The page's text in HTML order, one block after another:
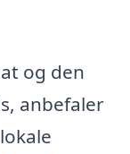
og den
anbefaler